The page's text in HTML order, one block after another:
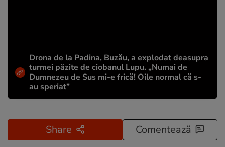
Drona de la Padina, Buzău, a explodat deasupra
turmei păzite de ciobanul Lupu. „Numai de
Dumnezeu de Sus mi-e frică! Oile normal că s-
au speriat”
Share Comentează